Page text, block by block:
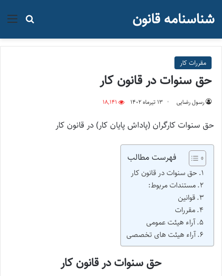
جستجو شناسنامه قانون
مقررات کار
حق سنوات در قانون کار
رسول رضایی ۱۳ تیر‌ماه ۱۴۰۲ 18,141
حق سنوات کارگران (پاداش پایان کار) در قانون کار
فهرست مطالب
حق سنوات در قانون کار
مستندات مربوط:
قوانین
مقررات
آراء هیئت عمومی
آراء هیئت های تخصصی
حق سنوات در قانون کار